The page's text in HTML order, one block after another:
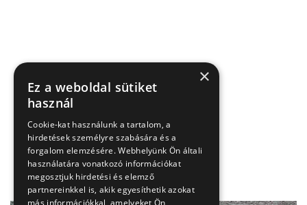
×
Ez a weboldal sütiket
használ
Cookie-kat használunk a tartalom, a
hirdetések személyre szabására és a
forgalom elemzésére. Webhelyünk Ön általi
használatára vonatkozó információkat
megosztjuk hirdetési és elemző
partnereinkkel is, akik egyesíthetik azokat
más információkkal, amelyeket Ön